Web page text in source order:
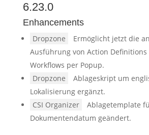
6.23.0
Enhancements
Dropzone
Ermöglicht jetzt die
Ausführung von Action Definitions
Workflows per Popup.
Dropzone
Ablageskript um
Lokalisierung ergänzt.
CSI Organizer
Ablagetemplate
Dokumentendatum geändert.